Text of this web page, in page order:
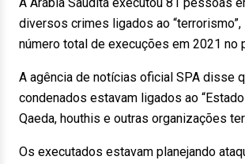
diversos crimes ligados ao “terrorismo”,
número total de execuções em 2021 no
A agência de notícias oficial SPA disse
condenados estavam ligados ao
Qaeda, houthis e outras organizações
Os executados estavam planejando